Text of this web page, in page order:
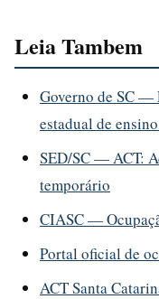
Leia Tambem
Governo de SC —
estadual de
SED/SC — ACT:
temporário
CIASC —
Portal oficial de
ACT Santa